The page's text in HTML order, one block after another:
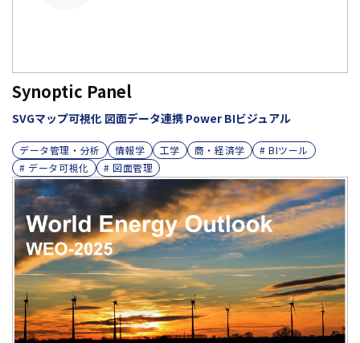
Synoptic Panel
SVGマップ可視化 図面データ連携 Power BIビジュアル
データ管理・分析 情報学 工学 商・経済学
# BIツール
# データ可視化
# 図面管理